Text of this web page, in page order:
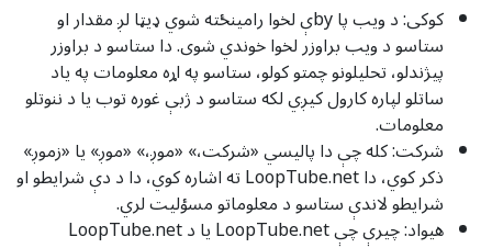
کوکی: د ویب پا byې لخوا رامینځته شوي ډیټا لږ مقدار او
ستاسو د ویب براوزر لخوا خوندي شوی. دا ستاسو د براوزر
پیژندلو، تحلیلونو چمتو کولو، ستاسو په اړه معلومات په یاد
ساتلو لپاره کارول کیږي لکه ستاسو د ژبې غوره توب یا د ننوتلو
معلومات.
شرکت: کله چې دا پالیسي «شرکت،» «موږ،» «موږ» یا «زموږ»
ذکر کوي، دا LoopTube.net ته اشاره کوي، دا د دې شرایطو او
شرایطو لاندې ستاسو د معلوماتو مسؤلیت لري.
هیواد: چیرې چې LoopTube.net یا د LoopTube.net